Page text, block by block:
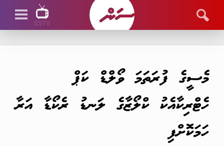
SSTV
މެސީގެ ފުރަތަމަ ވޯލްޑް ކަޕް
ހެޓްރިކާއެކު ކްލޯޒާގެ ލަނޑު ރެކޯޑާ އަރާ
ހަމަކޮށްފި